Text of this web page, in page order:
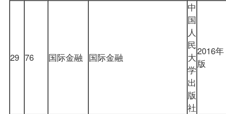
29 76 国际金融 国际金融
中
国
人
民
大
学
出
版
社
2016年
版